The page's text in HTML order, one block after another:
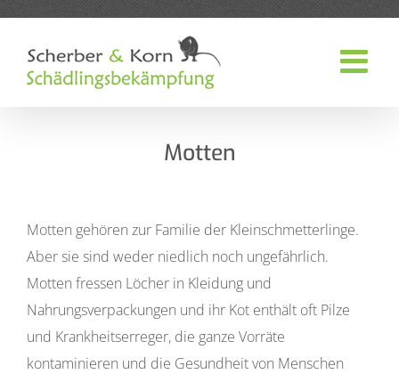
Inhalt
springen
Motten
Motten gehören zur Familie der Kleinschmetterlinge.
Aber sie sind weder niedlich noch ungefährlich.
Motten fressen Löcher in Kleidung und
Nahrungsverpackungen und ihr Kot enthält oft Pilze
und Krankheitserreger, die ganze Vorräte
kontaminieren und die Gesundheit von Menschen